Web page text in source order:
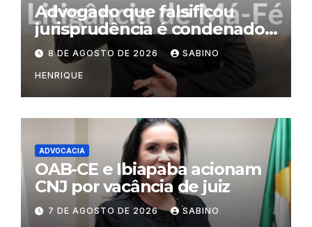
Advogado que falsificou
jurisprudência é condenado
por litigância de má-fé
8 DE AGOSTO DE 2026 SABINO
HENRIQUE
ADVOCACIA
OAB-CE e Ibiapaba acionam
CNJ por vacância de juiz
7 DE AGOSTO DE 2026 SABINO